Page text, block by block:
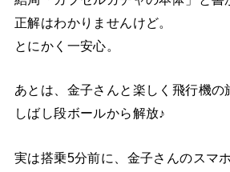
正解はわかりませんけど。
とにかく一安心。
あとは、金子さんと楽しく飛行機の
しばし段ボールから解放♪
実は搭乗5分前に、金子さんのスマ